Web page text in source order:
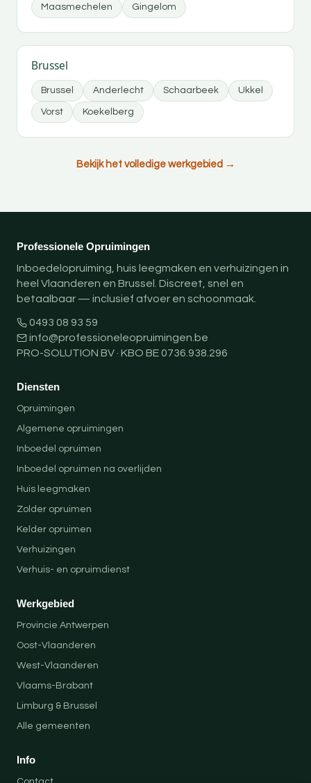
Maasmechelen Gingelom
Brussel
Brussel Anderlecht Schaarbeek Ukkel
Vorst Koekelberg
Bekijk het volledige werkgebied →
Professionele Opruimingen
Inboedelopruiming, huis leegmaken en verhuizingen in
heel Vlaanderen en Brussel. Discreet, snel en
betaalbaar — inclusief afvoer en schoonmaak.
0493 08 93 59
info@professioneleopruimingen.be
PRO-SOLUTION BV · KBO BE 0736.938.296
Diensten
Opruimingen
Algemene opruimingen
Inboedel opruimen
Inboedel opruimen na overlijden
Huis leegmaken
Zolder opruimen
Kelder opruimen
Verhuizingen
Verhuis- en opruimdienst
Werkgebied
Provincie Antwerpen
Oost-Vlaanderen
West-Vlaanderen
Vlaams-Brabant
Limburg & Brussel
Alle gemeenten
Info